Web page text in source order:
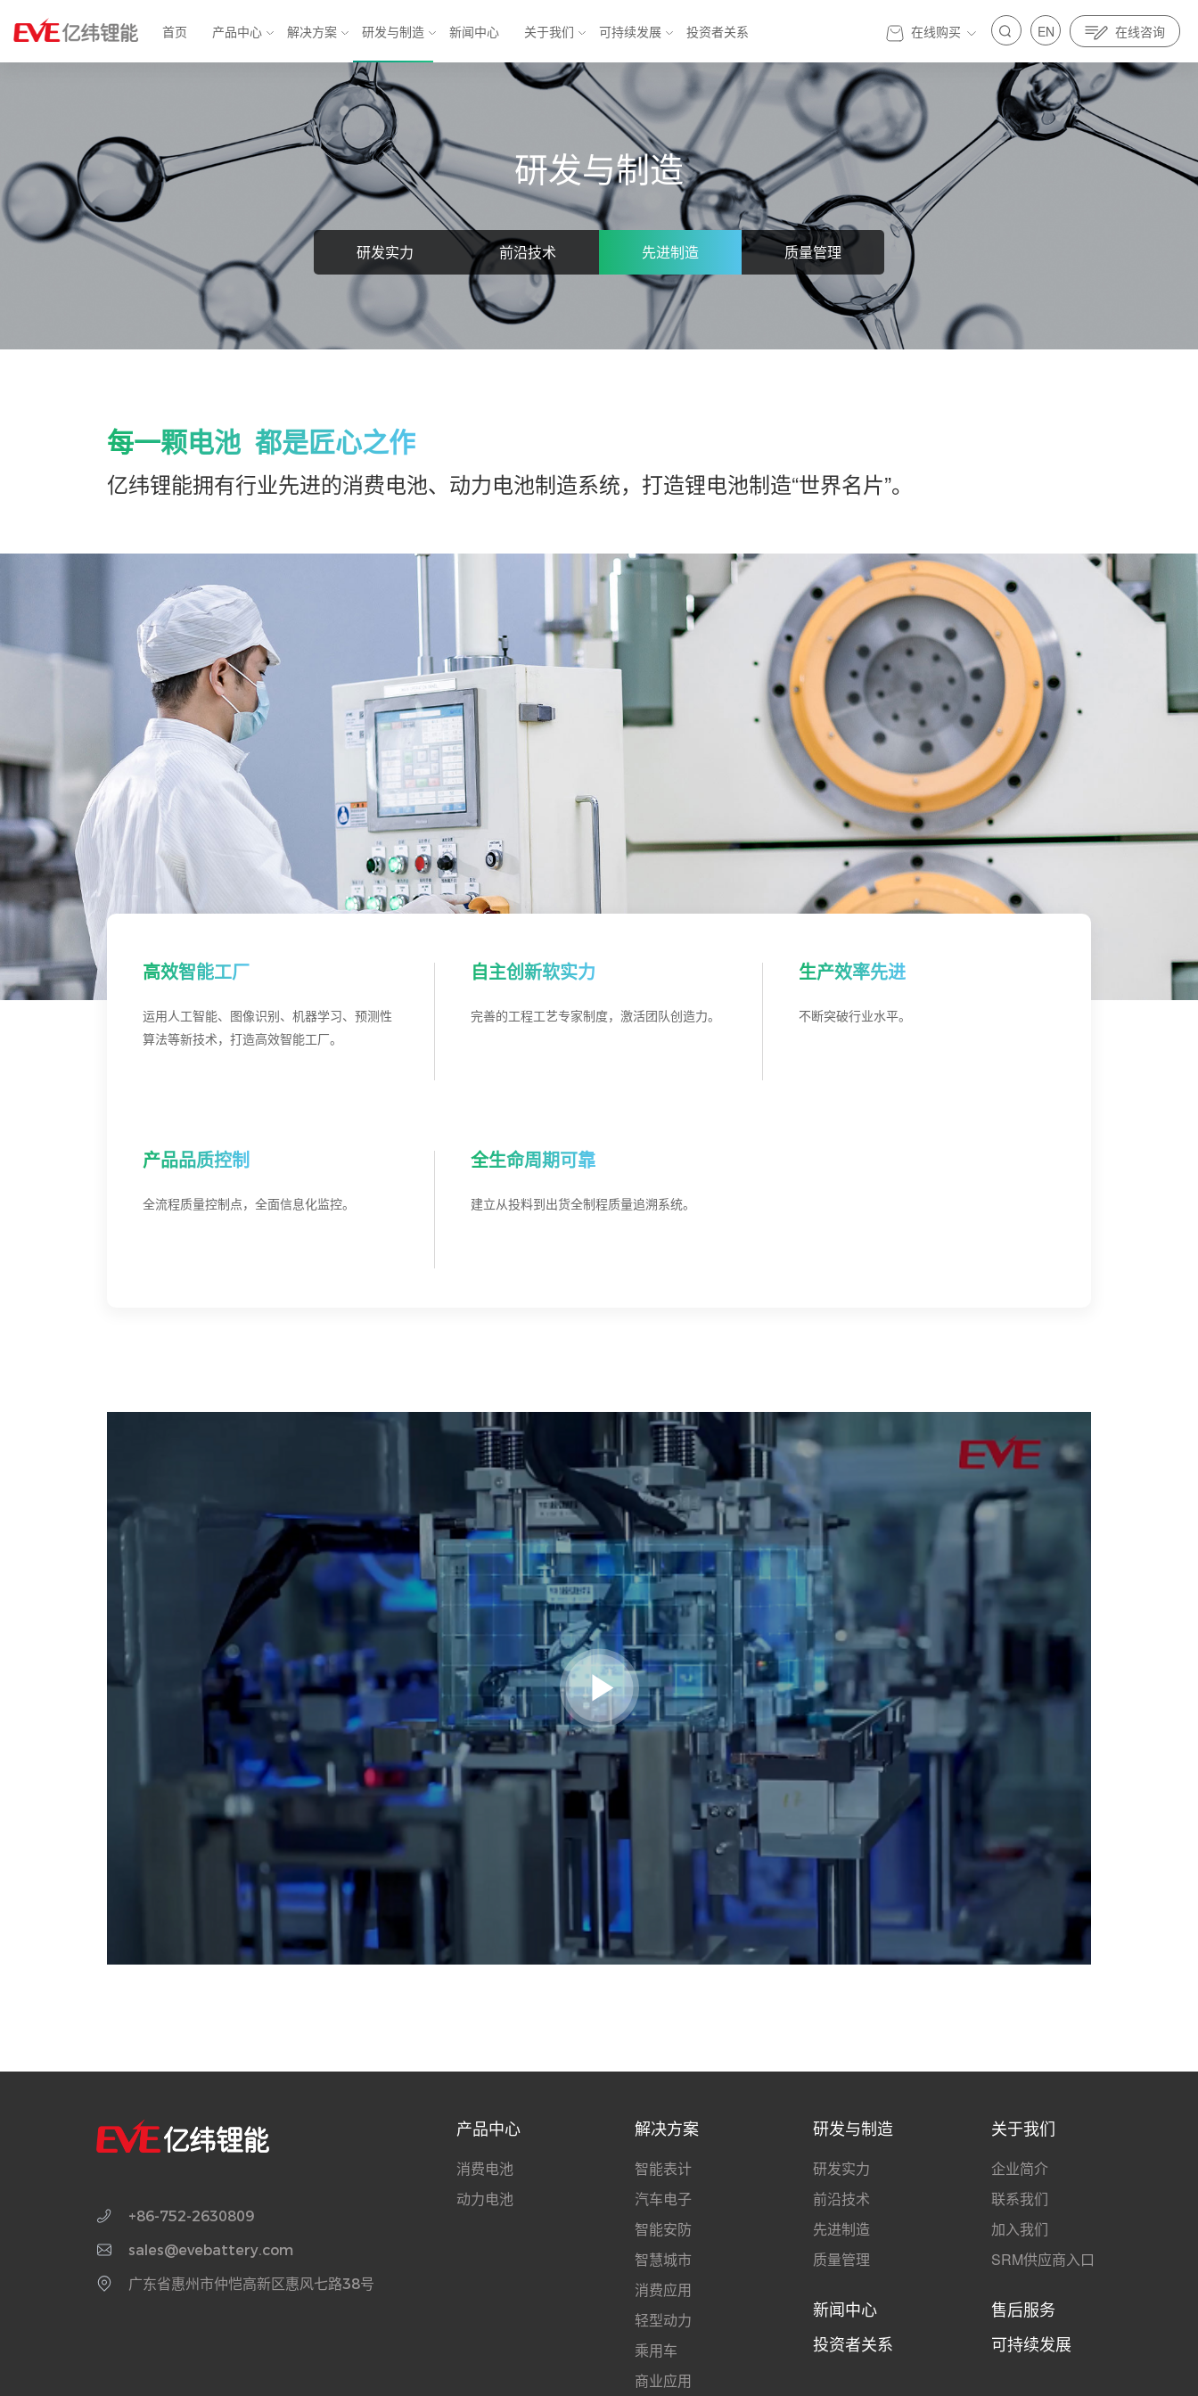
首页 产品中心 解决方案 研发与制造 新闻中心 关于我们 可持续发展 投资者关系 在线购买
官方商城
EN 在线咨询
动力电池
方形铁锂电池
方形三元电池
软包三元电池
软包铁锂电池
大圆柱电池
模组
BMS
电池系统
产业发展 标准先行｜亿纬锂能金源机器人全面参与制定人
形机器人与具身智能标准
智能表计
汽车电子
智能安防
智慧城市
消费应用
轻型动力
能源互联网解决方案
乘用车
商业应用
储能
产业发展 标准先行｜亿纬锂能金源机器人全面参与制定人
形机器人与具身智能标准
研发与制造
研发实力 前沿技术 先进制造 质量管理
每一颗电池 都是匠心之作
亿纬锂能拥有行业先进的消费电池、动力电池制造系统，打造锂电池制造“世界名片”。
高效智能工厂
运用人工智能、图像识别、机器学习、预测性
算法等新技术，打造高效智能工厂。
自主创新软实力
完善的工程工艺专家制度，激活团队创造力。
生产效率先进
不断突破行业水平。
产品品质控制
全流程质量控制点，全面信息化监控。
全生命周期可靠
建立从投料到出货全制程质量追溯系统。
+86-752-2630809
sales@evebattery.com
广东省惠州市仲恺高新区惠风七路38号
产品中心
消费电池
动力电池
解决方案
智能表计
汽车电子
智能安防
智慧城市
消费应用
轻型动力
乘用车
商业应用
研发与制造
研发实力
前沿技术
先进制造
质量管理
关于我们
企业简介
联系我们
加入我们
SRM供应商入口
新闻中心
售后服务
投资者关系
可持续发展